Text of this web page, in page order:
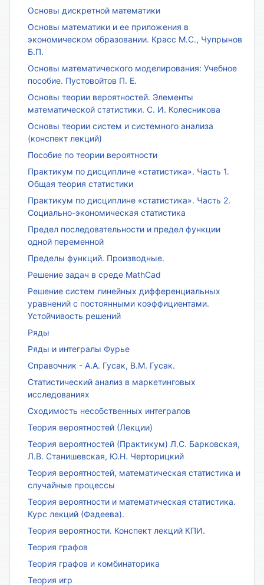
Основы дискретной математики
Основы математики и ее приложения в
экономическом образовании. Красс М.С., Чупрынов
Б.П.
Основы математического моделирования: Учебное
пособие. Пустовойтов П. Е.
Основы теории вероятностей. Элементы
математической статистики. С. И. Колесникова
Основы теории систем и системного анализа
(конспект лекций)
Пособие по теории вероятности
Практикум по дисциплине «статистика». Часть 1.
Общая теория статистики
Практикум по дисциплине «статистика». Часть 2.
Социально-экономическая статистика
Предел последовательности и предел функции
одной переменной
Пределы функций. Производные.
Решение задач в среде MathCad
Решение систем линейных дифференциальных
уравнений с постоянными коэффициентами.
Устойчивость решений
Ряды
Ряды и интегралы Фурье
Справочник - А.А. Гусак, В.М. Гусак.
Статистический анализ в маркетинговых
исследованиях
Сходимость несобственных интегралов
Теория вероятностей (Лекции)
Теория вероятностей (Практикум) Л.С. Барковская,
Л.В. Станишевская, Ю.Н. Черторицкий
Теория вероятностей, математическая статистика и
случайные процессы
Теория вероятности и математическая статистика.
Курс лекций (Фадеева).
Теория вероятности. Конспект лекций КПИ.
Теория графов
Теория графов и комбинаторика
Теория игр